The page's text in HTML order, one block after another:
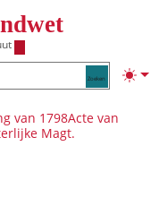
Zoeken
van 1798Acte van
Magt.